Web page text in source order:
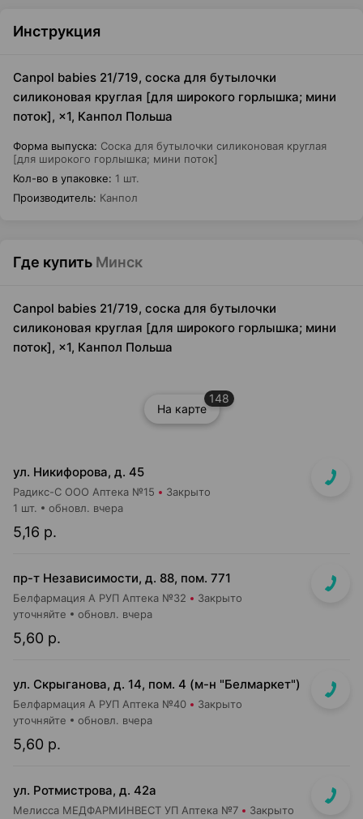
Инструкция
Canpol babies 21/719, соска для бутылочки
силиконовая круглая [для широкого горлышка; мини
поток], ×1, Канпол Польша
Форма выпуска: Соска для бутылочки силиконовая круглая
[для широкого горлышка; мини поток]
Кол-во в упаковке: 1 шт.
Производитель: Канпол
Где купить Минск
Canpol babies 21/719, соска для бутылочки
силиконовая круглая [для широкого горлышка; мини
поток], ×1, Канпол Польша
На карте
148
ул. Никифорова, д. 45
Радикс-С ООО Аптека №15 Закрыто
5,16 р.
1 шт. обновл. вчера
пр-т Независимости, д. 88, пом. 771
Белфармация А РУП Аптека №32 Закрыто
5,60 р.
уточняйте обновл. вчера
ул. Скрыганова, д. 14, пом. 4 (м-н "Белмаркет")
Белфармация А РУП Аптека №40 Закрыто
5,60 р.
уточняйте обновл. вчера
ул. Ротмистрова, д. 42а
Мелисса МЕДФАРМИНВЕСТ УП Аптека №7 Закрыто